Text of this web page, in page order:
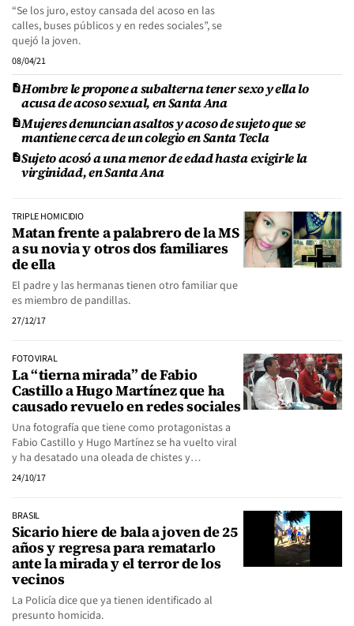
“Se los juro, estoy cansada del acoso en las
calles, buses públicos y en redes sociales”, se
quejó la joven.
08/04/21
Hombre le propone a subalterna tener sexo y ella lo
acusa de acoso sexual, en Santa Ana
Mujeres denuncian asaltos y acoso de sujeto que se
mantiene cerca de un colegio en Santa Tecla
Sujeto acosó a una menor de edad hasta exigirle la
virginidad, en Santa Ana
TRIPLE HOMICIDIO
Matan frente a palabrero de la MS
a su novia y otros dos familiares
de ella
El padre y las hermanas tienen otro familiar que
es miembro de pandillas.
27/12/17
FOTO VIRAL
La “tierna mirada” de Fabio
Castillo a Hugo Martínez que ha
causado revuelo en redes sociales
Una fotografía que tiene como protagonistas a
Fabio Castillo y Hugo Martínez se ha vuelto viral
y ha desatado una oleada de chistes y…
24/10/17
BRASIL
Sicario hiere de bala a joven de 25
años y regresa para rematarlo
ante la mirada y el terror de los
vecinos
La Policía dice que ya tienen identificado al
presunto homicida.